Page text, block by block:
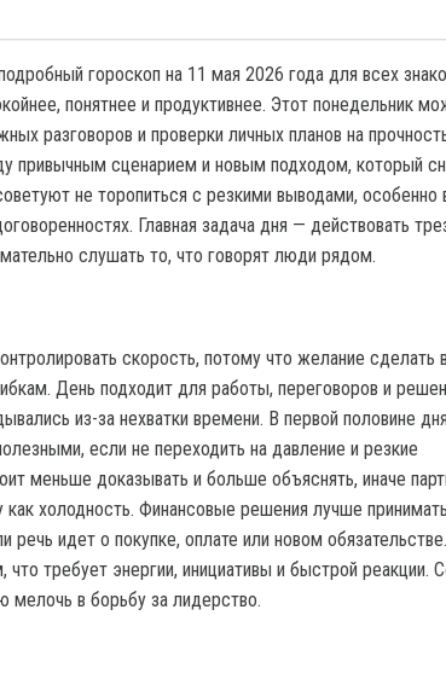
гороскоп на 11 мая 2026 года для всех
понятнее и продуктивнее. Этот понедельник
разговоров и проверки личных планов на
привычным сценарием и новым подходом, который
не торопиться с резкими выводами, особенно
Главная задача дня — действовать
слушать то, что говорят люди рядом.
скорость, потому что желание сделать
День подходит для работы, переговоров и
из-за нехватки времени. В первой половине
если не переходить на давление и резкие
меньше доказывать и больше объяснять, иначе
холодность. Финансовые решения лучше
речь идет о покупке, оплате или новом
что требует энергии, инициативы и быстрой реакции.
мелочь в борьбу за лидерство.